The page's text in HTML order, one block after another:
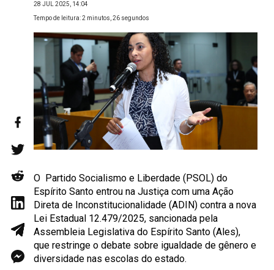
28 JUL 2025, 14:04
Tempo de leitura: 2 minutos, 26 segundos
O Partido Socialismo e Liberdade (PSOL) do
Espírito Santo entrou na Justiça com uma Ação
Direta de Inconstitucionalidade (ADIN) contra a nova
Lei Estadual 12.479/2025, sancionada pela
Assembleia Legislativa do Espírito Santo (Ales),
que restringe o debate sobre igualdade de gênero e
diversidade nas escolas do estado.